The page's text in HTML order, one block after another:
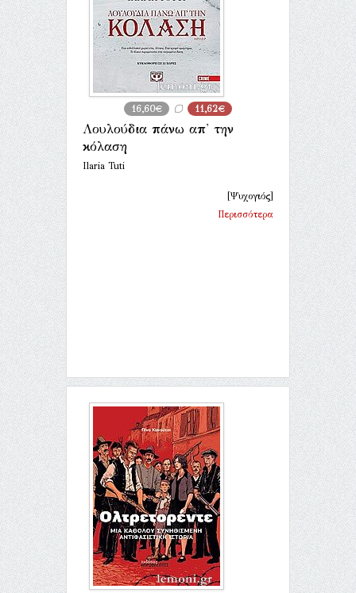
16,60€ 11,62€
Λουλούδια πάνω απ' την
κόλαση
Ilaria Tuti
[Ψυχογιός]
Περισσότερα